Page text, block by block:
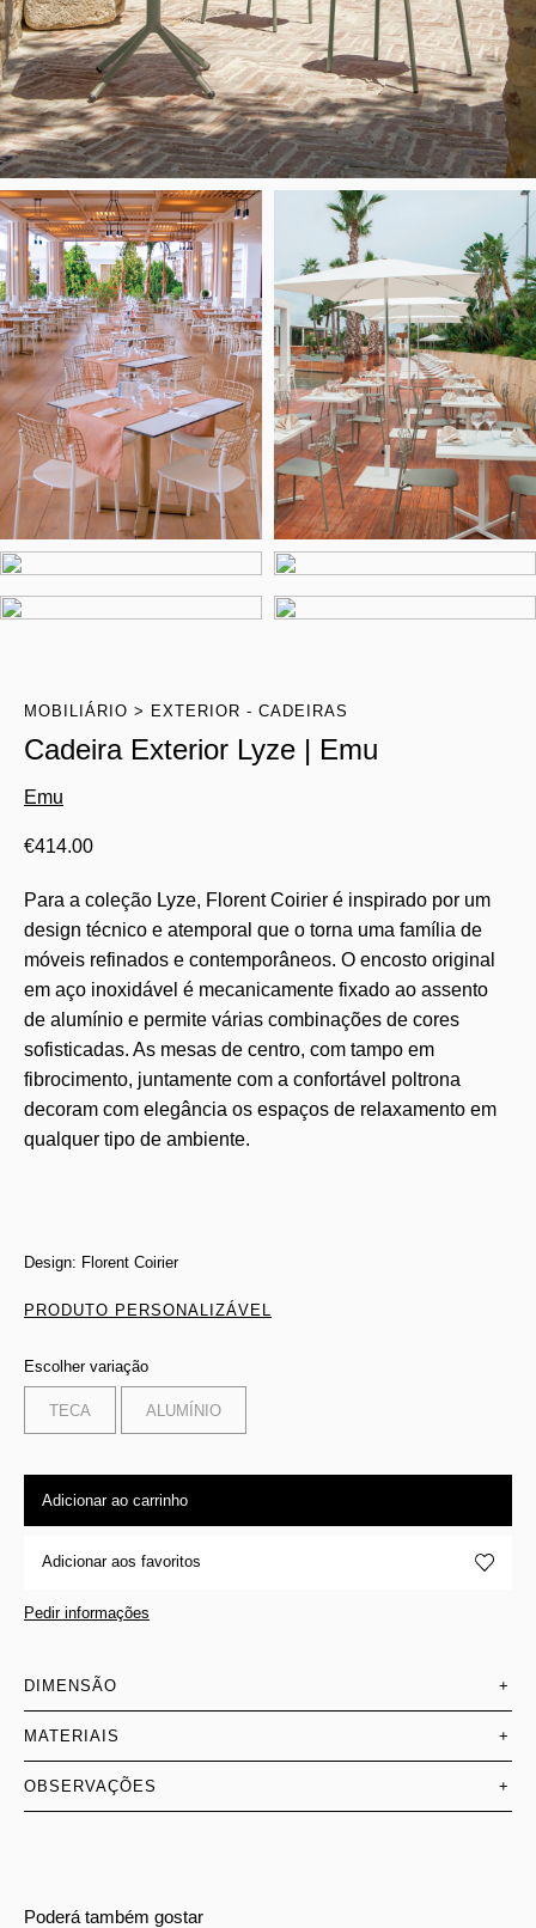
MOBILIÁRIO EXTERIOR - CADEIRAS
Cadeira Exterior Lyze | Emu
Emu
€414.00
Para a coleção Lyze, Florent Coirier é inspirado por um
design técnico e atemporal que o torna uma família de
móveis refinados e contemporâneos. O encosto original
em aço inoxidável é mecanicamente fixado ao assento
de alumínio e permite várias combinações de cores
sofisticadas. As mesas de centro, com tampo em
fibrocimento, juntamente com a confortável poltrona
decoram com elegância os espaços de relaxamento em
qualquer tipo de ambiente.
Design: Florent Coirier
PRODUTO PERSONALIZÁVEL
Escolher variação
TECA ALUMÍNIO
Adicionar ao carrinho
Adicionar aos favoritos
Pedir informações
DIMENSÃO +
MATERIAIS +
OBSERVAÇÕES +
Poderá também gostar